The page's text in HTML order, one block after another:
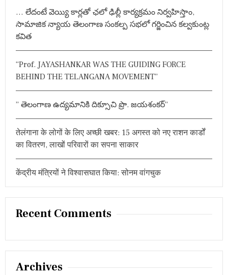
या
आ
… లేదంటే వెయ్యి కార్లతో ఛలో ఢిల్లీ కార్యక్రమం నిర్వహిస్తాం,
సామాజిక న్యాయ తెలంగాణ సంకల్ప సభలో గర్జించిన కల్వకుంట్ల
కవిత
“Prof. JAYASHANKAR WAS THE GUIDING FORCE
BEHIND THE TELANGANA MOVEMENT”
” తెలంగాణ ఉద్యమానికి దిక్సూచి ప్రొ. జయశంకర్”
तेलंगाना के लोगों के लिए अच्छी खबर: 15 अगस्त को नए राशन कार्डों
का वितरण, लाखों परिवारों का सपना साकार
केंद्रीय मंत्रियों ने विश्वासघात किया: सोनम वांगचुक
Recent Comments
Archives